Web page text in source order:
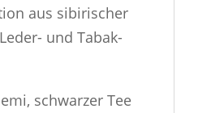
aus sibirischer
und Tabak-
schwarzer Tee